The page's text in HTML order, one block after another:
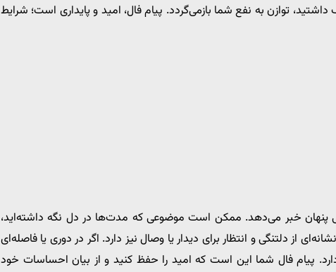
توازن به نفع شما بازمی‌گردد. پیام فال، امید و پایداری است؛ شرایط
پنهان خبر می‌دهد. ممکن است موضوعی که مدت‌ها در دل نگه داشته‌اید،
از دلتنگی و انتظار برای دیدار یا وصال نیز دارد. اگر در دوری یا فاصله‌ای
پیام فال شما این است که امید را حفظ کنید و از بیان احساسات خود